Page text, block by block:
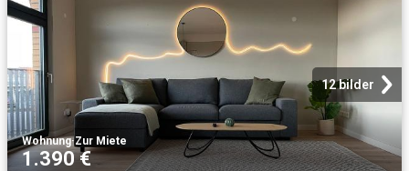
12 bilder
Wohnung·Zur Miete
1.390 €